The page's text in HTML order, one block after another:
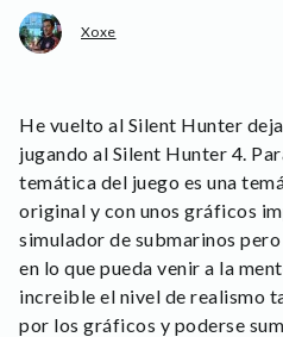
Xoxe
He vuelto al Silent Hunter
jugando al Silent Hunter 4.
temática del juego es una
original y con unos gráficos
simulador de submarinos
en lo que pueda venir a la
increible el nivel de realismo
por los gráficos y poderse